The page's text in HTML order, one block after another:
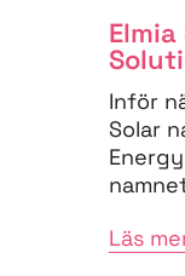
Inför
Solar
Läs